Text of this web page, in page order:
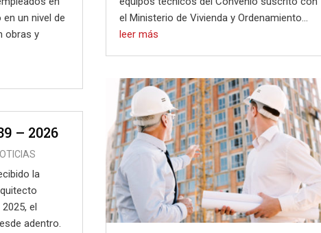
un nivel de
obras y
– 2026
la
el
adentro.
el Ministerio de Vivienda y Ordenamiento...
leer más